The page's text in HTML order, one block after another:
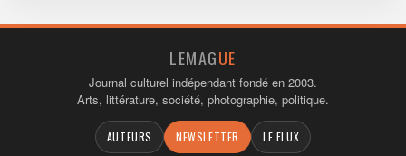
LEMAGUE
Journal culturel indépendant fondé en 2003.
Arts, littérature, société, photographie, politique.
AUTEURS NEWSLETTER LE FLUX